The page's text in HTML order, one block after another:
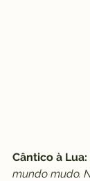
Cântico à Lua:
mundo mudo.